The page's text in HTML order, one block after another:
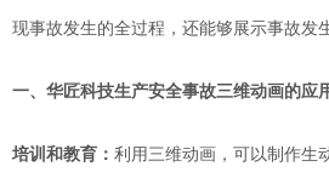
现事故发生的全过程，还能够 展示事故发
一、 华匠科技生产安全事故三维动画的应
培训和教育： 利用三维动画，可以制作生